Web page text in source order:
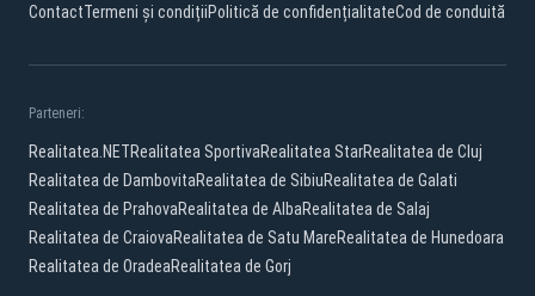
ContactTermeni și condițiiPolitică de confidențialitateCod de conduită
Parteneri:
Realitatea.NETRealitatea SportivaRealitatea StarRealitatea de Cluj
Realitatea de DambovitaRealitatea de SibiuRealitatea de Galati
Realitatea de PrahovaRealitatea de AlbaRealitatea de Salaj
Realitatea de CraiovaRealitatea de Satu MareRealitatea de Hunedoara
Realitatea de OradeaRealitatea de Gorj